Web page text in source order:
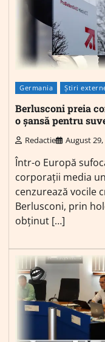
Germania Știri
Berlusconi preia
o șansă pentru
Redactie August 29,
Într-o Europă
corporații media
cenzurează vocile
Berlusconi, prin
obținut […]